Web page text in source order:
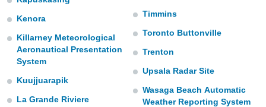
e
Pode
na nossa
a
Kenora
Killarney Meteorological
Aeronautical Presentation
System
Kuujjuarapik
La Grande Riviere
Timmins
Toronto Buttonville
Trenton
Upsala Radar Site
Wasaga Beach Automatic
Weather Reporting System